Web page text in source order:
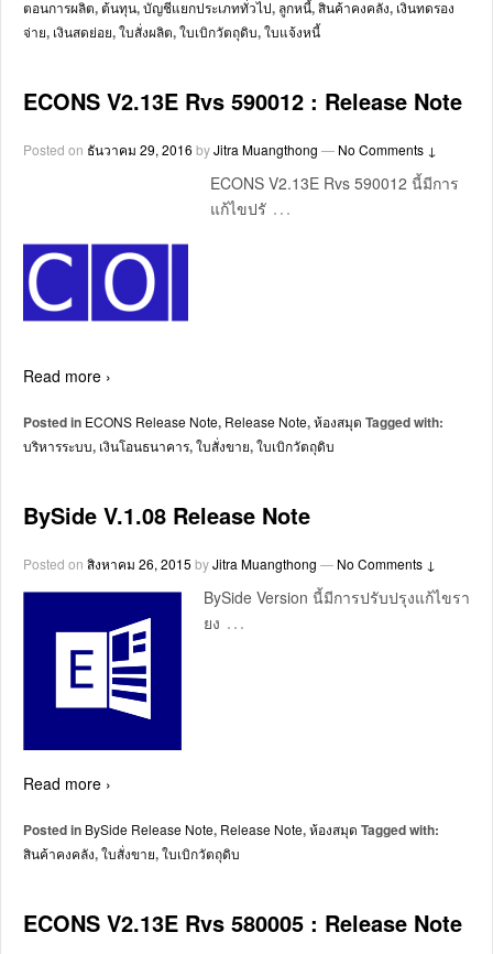
ตอนการผลิต,ต้นทุน,บัญชีแยกประเภททั่วไป, ลูกหนี้,สินค้าคงคลัง, เงินทดรอง
จ่าย, เงินสดย่อย,ใบสั่งผลิต,ใบเบิกวัตถุดิบ,ใบแจ้งหนี้
ECONS V2.13E Rvs 590012 : Release Note
Posted on ธันวาคม 29, 2016 byJitra Muangthong — No Comments ↓
ECONS V2.13E Rvs 590012 นี้มีการ
แก้ไขปรั …
Read more ›
Posted in ECONS Release Note, Release Note,ห้องสมุด Tagged with:
บริหารระบบ, เงินโอนธนาคาร,ใบสั่งขาย,ใบเบิกวัตถุดิบ
BySide V.1.08 Release Note
Posted on สิงหาคม 26, 2015 byJitra Muangthong — No Comments ↓
BySide Version นี้มีการปรับปรุงแก้ไขรา
ยง …
Read more ›
Posted in BySide Release Note, Release Note,ห้องสมุด Tagged with:
สินค้าคงคลัง,ใบสั่งขาย,ใบเบิกวัตถุดิบ
ECONS V2.13E Rvs 580005 : Release Note